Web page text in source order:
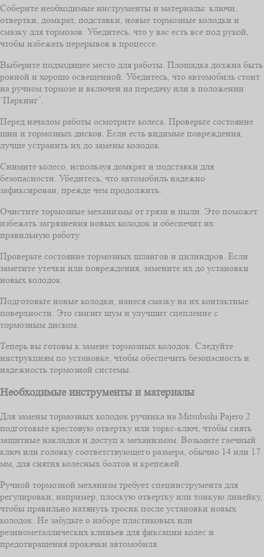
Соберите необходимые инструменты и материалы: ключи,
отвертки, домкрат, подставки, новые тормозные колодки и
смазку для тормозов. Убедитесь, что у вас есть все под рукой,
чтобы избежать перерывов в процессе.
Выберите подходящее место для работы. Площадка должна быть
ровной и хорошо освещенной. Убедитесь, что автомобиль стоит
на ручном тормозе и включен на передачу или в положении
‘Паркинг’.
Перед началом работы осмотрите колеса. Проверьте состояние
шин и тормозных дисков. Если есть видимые повреждения,
лучше устранить их до замены колодок.
Снимите колесо, используя домкрат и подставки для
безопасности. Убедитесь, что автомобиль надежно
зафиксирован, прежде чем продолжить.
Очистите тормозные механизмы от грязи и пыли. Это поможет
избежать загрязнения новых колодок и обеспечит их
правильную работу.
Проверьте состояние тормозных шлангов и цилиндров. Если
заметите утечки или повреждения, замените их до установки
новых колодок.
Подготовьте новые колодки, нанеся смазку на их контактные
поверхности. Это снизит шум и улучшит сцепление с
тормозным диском.
Теперь вы готовы к замене тормозных колодок. Следуйте
инструкциям по установке, чтобы обеспечить безопасность и
надежность тормозной системы.
Необходимые инструменты и материалы
Для замены тормозных колодок ручника на Mitsubishi Pajero 2
подготовьте крестовую отвертку или торкс-ключ, чтобы снять
защитные накладки и доступ к механизмам. Возьмите гаечный
ключ или головку соответствующего размера, обычно 14 или 17
мм, для снятия колесных болтов и крепежей.
Ручной тормозной механизм требует специнструмента для
регулировки, например, плоскую отвертку или тонкую линейку,
чтобы правильно натянуть тросик после установки новых
колодок. Не забудьте о наборе пластиковых или
резинометаллических клиньев для фиксации колес и
предотвращения прокачки автомобиля.